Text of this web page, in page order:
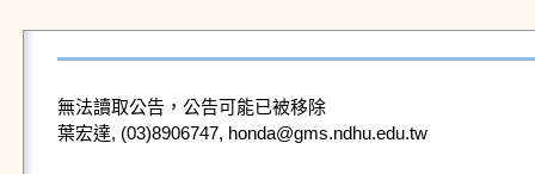
無法讀取公告，公告可能已被移除
葉宏達, (03)8906747, honda@gms.ndhu.edu.tw